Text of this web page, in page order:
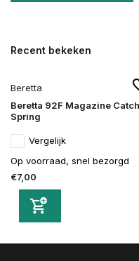
Recent bekeken
Beretta
Beretta 92F Magazine Catch
Spring
Vergelijk
Op voorraad, snel bezorgd
€7,00